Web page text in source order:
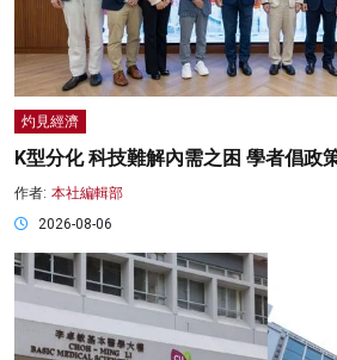
灼見經濟
K型分化 科技難解內需之困 學者倡政
作者: 本社編輯部
2026-08-06